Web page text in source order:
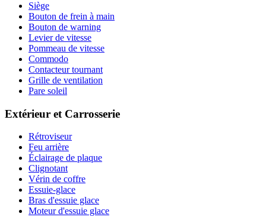
Siège
Bouton de frein à main
Bouton de warning
Levier de vitesse
Pommeau de vitesse
Commodo
Contacteur tournant
Grille de ventilation
Pare soleil
Extérieur et Carrosserie
Rétroviseur
Feu arrière
Éclairage de plaque
Clignotant
Vérin de coffre
Essuie-glace
Bras d'essuie glace
Moteur d'essuie glace